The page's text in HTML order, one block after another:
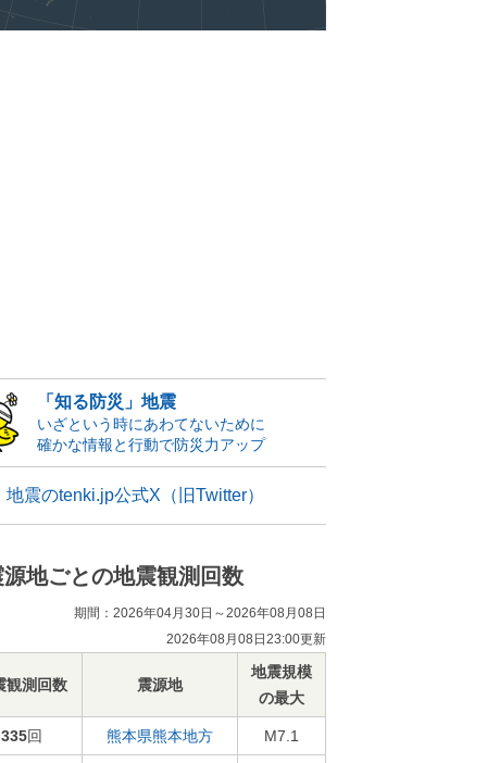
「知る防災」地震
いざという時にあわてないために
確かな情報と行動で防災力アップ
地震のtenki.jp公式X（旧Twitter）
源地ごとの地震観測回数
期間：2026年04月30日～2026年08月08日
2026年08月08日23:00更新
観測回数 震源地
地震規模
の最大
335回 熊本県熊本地方 M7.1